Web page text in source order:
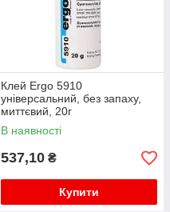
Клей Ergo 5910
універсальний, без запаху,
миттєвий, 20г
В наявності
537,10 ₴
Купити